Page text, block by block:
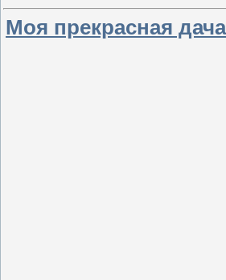
Моя прекрасная